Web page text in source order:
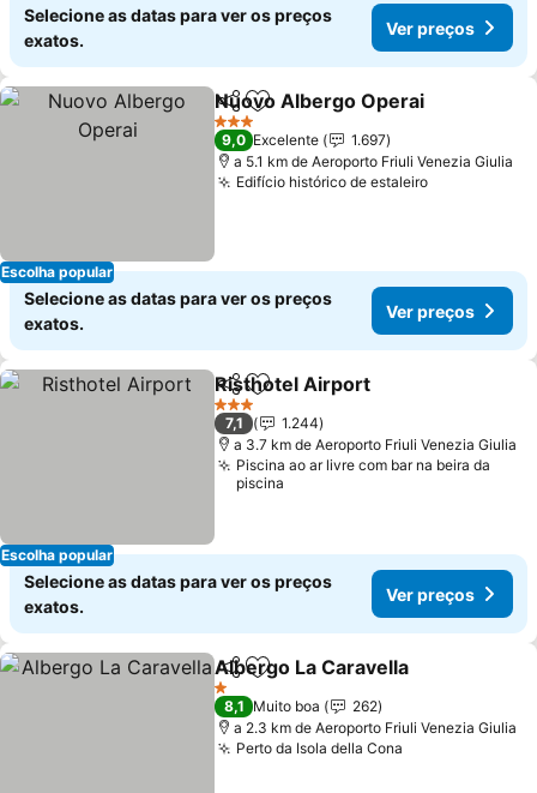
Selecione as datas para ver os preços
exatos.
Ver preços
Escolha popular
PartilharAdicionar aos favoritos
Nuovo Albergo Operai
3 Estrelas
9,0 Excelente
1.697
a 5.1 km de Aeroporto Friuli Venezia Giulia
Edifício histórico de estaleiroVer preços
Selecione as datas para ver os preços
exatos.
Ver preços
Escolha popular
PartilharAdicionar aos favoritos
Risthotel Airport
3 Estrelas
7,1
1.244
a 3.7 km de Aeroporto Friuli Venezia Giulia
Piscina ao ar livre com bar na beira da
piscina
Selecione as datas para ver os preços
exatos.
Ver preços
PartilharAdicionar aos favoritos
Albergo La Caravella
1 Estrelas
8,1 Muito boa
262
a 2.3 km de Aeroporto Friuli Venezia Giulia
Perto da Isola della Cona